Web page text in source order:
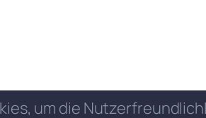
um die